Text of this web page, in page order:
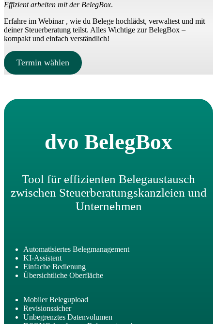
Effizient arbeiten mit der BelegBox.
Erfahre im Webinar , wie du Belege hochlädst, verwaltest und mit
deiner Steuerberatung teilst. Alles Wichtige zur BelegBox –
kompakt und einfach verständlich!
Termin wählen
dvo BelegBox
Tool für effizienten Belegaustausch
zwischen Steuerberatungskanzleien und
Unternehmen
Automatisiertes Belegmanagement
KI-Assistent
Einfache Bedienung
Übersichtliche Oberfläche
Mobiler Belegupload
Revisionssicher
Unbegrenztes Datenvolumen